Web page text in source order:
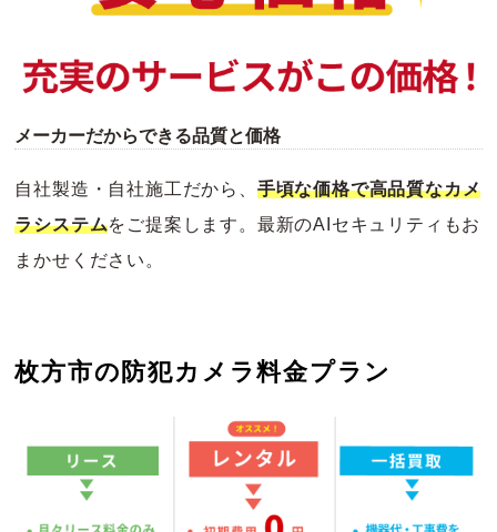
メーカーだからできる品質と価格
自社製造・自社施工だから、 手頃な価格で高品質なカメ
ラシステムをご提案します。最新のAIセキュリティもお
まかせください。
枚方市の防犯カメラ料金プラン